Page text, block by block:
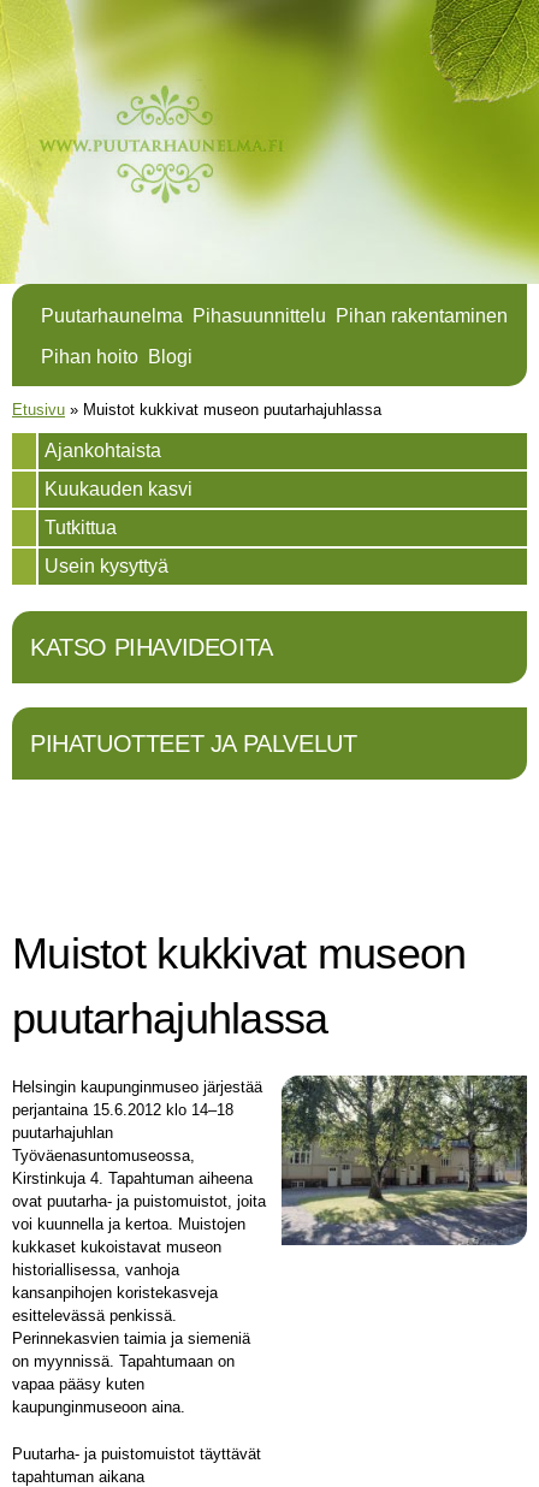
Puutarhaunelma Pihasuunnittelu
Pihan rakentaminen
Pihan hoito Blogi
Olet täällä
Etusivu » Muistot kukkivat museon puutarhajuhlassa
Ajankohtaista
Kuukauden kasvi
Tutkittua
Usein kysyttyä
KATSO PIHAVIDEOITA
PIHATUOTTEET JA PALVELUT
Muistot kukkivat museon
puutarhajuhlassa
Helsingin kaupunginmuseo järjestää
perjantaina 15.6.2012 klo 14–18
puutarhajuhlan
Työväenasuntomuseossa,
Kirstinkuja 4. Tapahtuman aiheena
ovat puutarha- ja puistomuistot, joita
voi kuunnella ja kertoa. Muistojen
kukkaset kukoistavat museon
historiallisessa, vanhoja
kansanpihojen koristekasveja
esittelevässä penkissä.
Perinnekasvien taimia ja siemeniä
on myynnissä. Tapahtumaan on
vapaa pääsy kuten
kaupunginmuseoon aina.
Puutarha- ja puistomuistot täyttävät
tapahtuman aikana